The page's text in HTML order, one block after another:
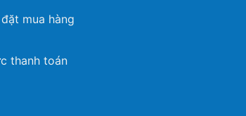
mua hàng
thanh toán